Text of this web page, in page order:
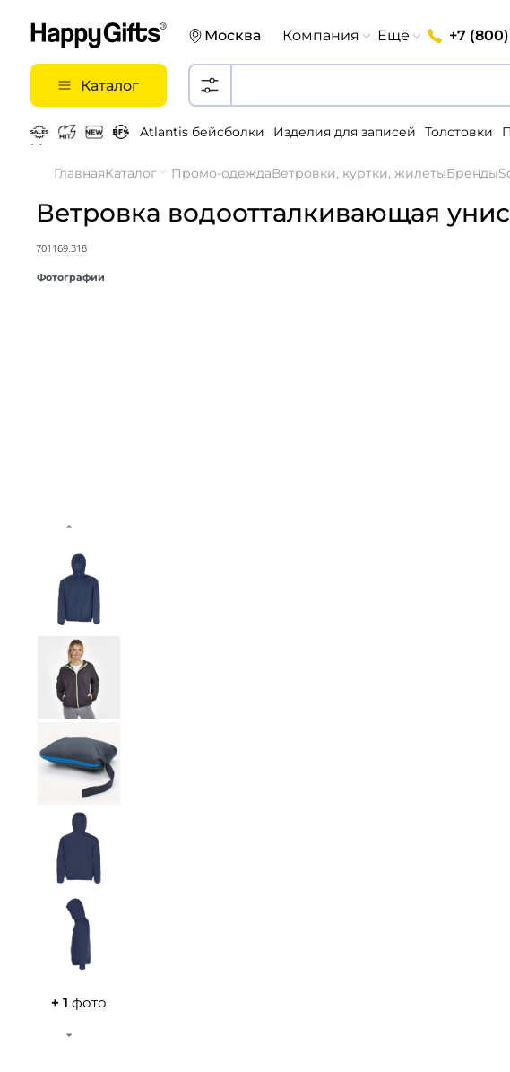
Москва Компания Ещё +7
Каталог
Atlantis бейсболки Изделия для записей Толстовки
Металлические ручки
ГлавнаяКаталог Промо-одеждаВетровки, куртки, жилетыБренды
Ветровка водоотталкивающая
701169.318
Фотографии
+ 1 фото